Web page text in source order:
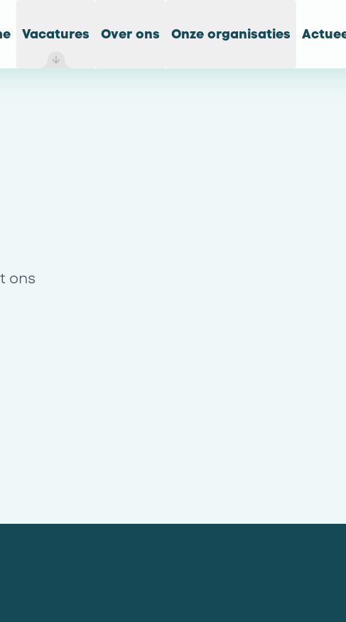
Vacatures Over ons Onze organisaties
ons